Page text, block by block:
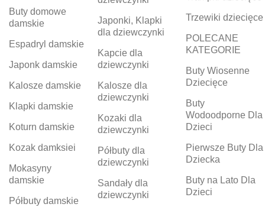
Buty domowe
damskie
Espadryl damskie
Japonk damskie
Kalosze damskie
Klapki damskie
Koturn damskie
Kozak damksiei
Mokasyny
damskie
Półbuty damskie
Japonki, Klapki
dla dziewczynki
Kapcie dla
dziewczynki
Kalosze dla
dziewczynki
Kozaki dla
dziewczynki
Półbuty dla
dziewczynki
Sandały dla
dziewczynki
Trzewiki dziecięce
POLECANE
KATEGORIE
Buty Wiosenne
Dziecięce
Buty
Wodoodporne Dla
Dzieci
Pierwsze Buty Dla
Dziecka
Buty na Lato Dla
Dzieci